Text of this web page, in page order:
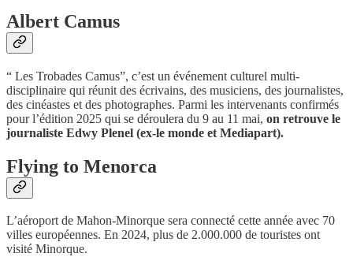
Albert Camus
“ Les Trobades Camus”, c’est un événement culturel multi-
disciplinaire qui réunit des écrivains, des musiciens, des journalistes,
des cinéastes et des photographes. Parmi les intervenants confirmés
pour l’édition 2025 qui se déroulera du 9 au 11 mai, on retrouve le
journaliste Edwy Plenel (ex-le monde et Mediapart).
Flying to Menorca
L’aéroport de Mahon-Minorque sera connecté cette année avec 70
villes européennes. En 2024, plus de 2.000.000 de touristes ont
visité Minorque.